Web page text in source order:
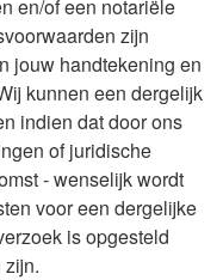
en/of een notariële
zijn
jouw handtekening en
kunnen een dergelijk
indien dat door ons
of juridische
- wenselijk wordt
voor een dergelijke
is opgesteld